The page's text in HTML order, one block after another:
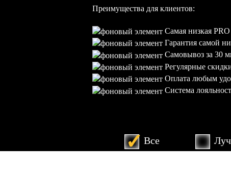
Преимущества для клиентов:
Самая низкая
Гарантия самой
Самовывоз за 30
Регулярные
Оплата любым
Система
Все